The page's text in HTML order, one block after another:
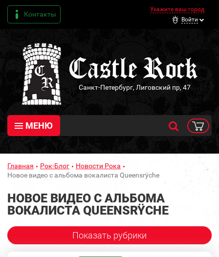
Контакты
Укажите ваш город
Войти
Санкт-Петербург, Лиговский пр, 47
МЕНЮ
Главная Рок-Блог
Новости Рока
Новое видео с альбома вокалиста Queensrÿche
НОВОЕ ВИДЕО С АЛЬБОМА
ВОКАЛИСТА QUEENSRŸCHE
Показать рубрики